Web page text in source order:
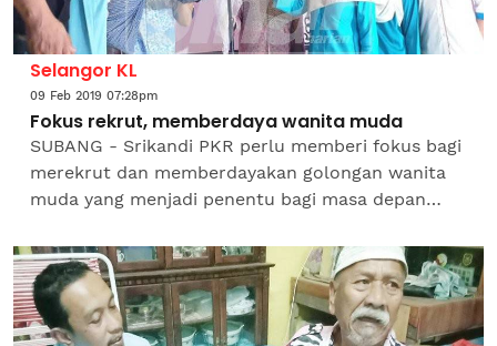
Selangor KL
09 Feb 2019 07:28pm
Fokus rekrut, memberdaya wanita muda
SUBANG - Srikandi PKR perlu memberi fokus bagi
merekrut dan memberdayakan golongan wanita
muda yang menjadi penentu bagi masa depan
Selangor, Amirudin...